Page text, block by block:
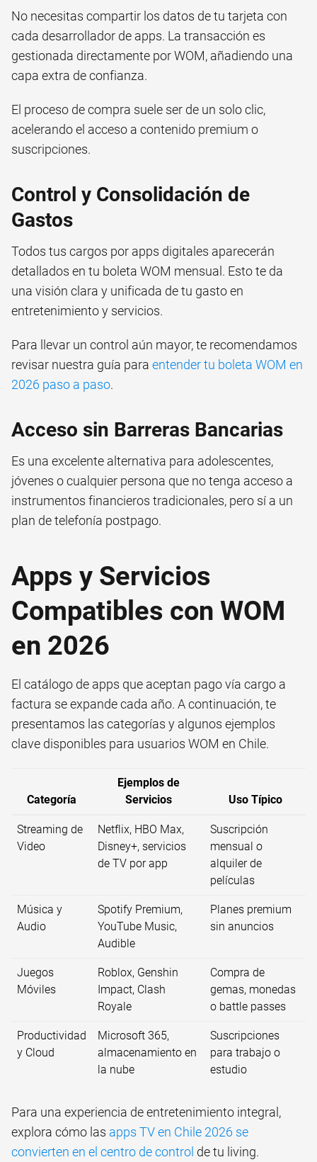
No necesitas compartir los datos de tu tarjeta con
cada desarrollador de apps. La transacción es
gestionada directamente por WOM, añadiendo una
capa extra de confianza.
El proceso de compra suele ser de un solo clic,
acelerando el acceso a contenido premium o
suscripciones.
Control y Consolidación de
Gastos
Todos tus cargos por apps digitales aparecerán
detallados en tu boleta WOM mensual. Esto te da
una visión clara y unificada de tu gasto en
entretenimiento y servicios.
Para llevar un control aún mayor, te recomendamos
revisar nuestra guía para entender tu boleta WOM en
2026 paso a paso.
Acceso sin Barreras Bancarias
Es una excelente alternativa para adolescentes,
jóvenes o cualquier persona que no tenga acceso a
instrumentos financieros tradicionales, pero sí a un
plan de telefonía postpago.
Apps y Servicios
Compatibles con WOM
en 2026
El catálogo de apps que aceptan pago vía cargo a
factura se expande cada año. A continuación, te
presentamos las categorías y algunos ejemplos
clave disponibles para usuarios WOM en Chile.
Categoría
Ejemplos de
Servicios
Uso Típico
Streaming de
Video
Netflix, HBO Max,
Disney+, servicios
de TV por app
Suscripción
mensual o
alquiler de
películas
Música y
Audio
Spotify Premium,
YouTube Music,
Audible
Planes premium
sin anuncios
Juegos
Móviles
Roblox, Genshin
Impact, Clash
Royale
Compra de
gemas, monedas
o battle passes
Productividad
y Cloud
Microsoft 365,
almacenamiento en
la nube
Suscripciones
para trabajo o
estudio
Para una experiencia de entretenimiento integral,
explora cómo las apps TV en Chile 2026 se
convierten en el centro de control de tu living.